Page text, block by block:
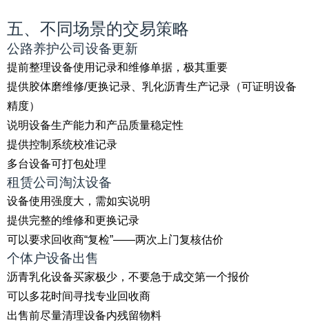
五、不同场景的交易策略
公路养护公司设备更新
提前整理设备使用记录和维修单据，极其重要
提供胶体磨维修/更换记录、乳化沥青生产记录（可证明设备
精度）
说明设备生产能力和产品质量稳定性
提供控制系统校准记录
多台设备可打包处理
租赁公司淘汰设备
设备使用强度大，需如实说明
提供完整的维修和更换记录
可以要求回收商“复检”——两次上门复核估价
个体户设备出售
沥青乳化设备买家极少，不要急于成交第一个报价
可以多花时间寻找专业回收商
出售前尽量清理设备内残留物料